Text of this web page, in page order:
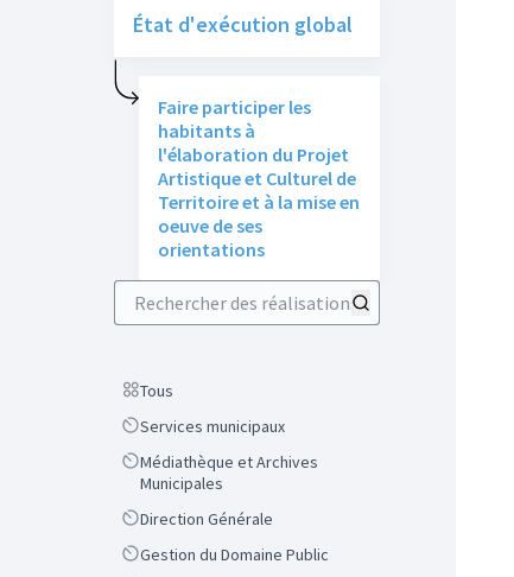
État d'exécution global
Faire participer les
habitants à
l'élaboration du Projet
Artistique et Culturel de
Territoire et à la mise en
oeuve de ses
orientations
Rechercher des réalisations
Scope
Tous
ScopeServices municipaux
Scope
Médiathèque et Archives
Municipales
ScopeDirection Générale
ScopeGestion du Domaine Public